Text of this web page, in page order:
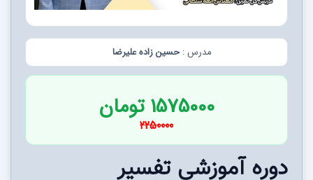
مدرس :حسین زاده علیرضا
1575000 تومان
2250000
دوره آموزشی تفسیر